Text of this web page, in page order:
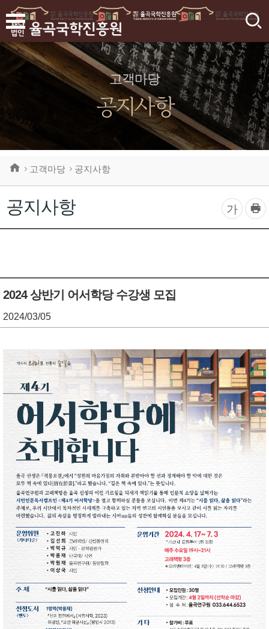
검
고객마당
공지사항
공지사항
고객마당 공지사항
글
자
기
가
프
린
트
2024 상반기 어서학당 수강생 모집
2024/03/05